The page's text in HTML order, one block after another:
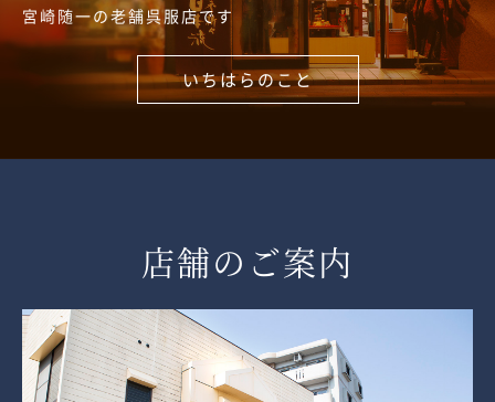
宮崎随一の老舗呉服店です
いちはらのこと
店舗のご案内